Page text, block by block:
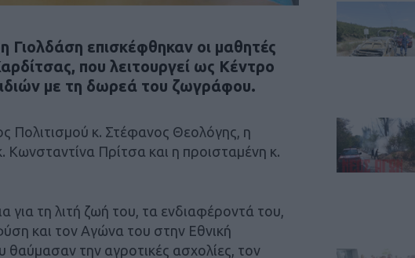
Γιολδάση επισκέφθηκαν οι μαθητές
που λειτουργεί ως Κέντρο
με τη δωρεά του ζωγράφου.
Πολιτισμού κ. Στέφανος Θεολόγης, η
Κωνσταντίνα Πρίτσα και η προισταμένη κ.
για τη λιτή ζωή του, τα ενδιαφέροντά του,
και τον Αγώνα του στην Εθνική
την αγροτικές ασχολίες, τον